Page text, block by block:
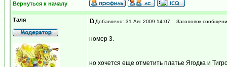
Вернуться к началу
Таля Добавлено: 31 Авг 2009 14:07 Заголовок
номер 3.
но хочется еще отметить платье Ягодка и